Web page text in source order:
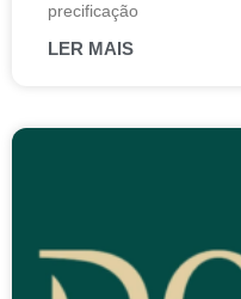
precificação
LER MAIS